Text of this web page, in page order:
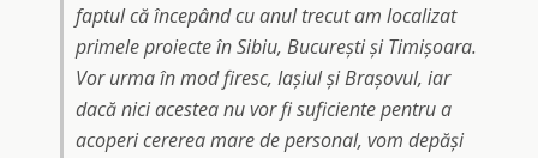
faptul că începând cu anul trecut am localizat
primele proiecte în Sibiu, București și Timișoara.
Vor urma în mod firesc, Iașiul și Brașovul, iar
dacă nici acestea nu vor fi suficiente pentru a
acoperi cererea mare de personal, vom depăși